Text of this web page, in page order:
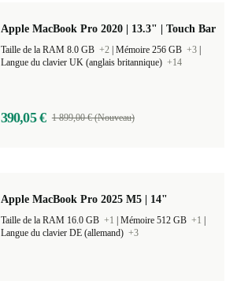
Apple MacBook Pro 2020 | 13.3" | Touch Bar
Taille de la RAM 8.0 GB +2 Mémoire 256 GB +3
Langue du clavier UK (anglais britannique) +14
390,05 € 1 899,00 € (Nouveau)
Apple MacBook Pro 2025 M5 | 14"
Taille de la RAM 16.0 GB +1 Mémoire 512 GB +1
Langue du clavier DE (allemand) +3